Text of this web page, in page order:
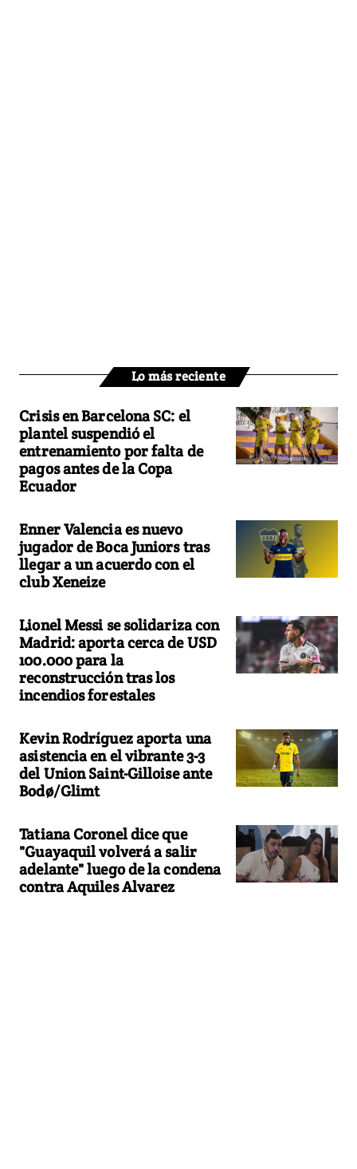
Lo más reciente
Crisis en Barcelona SC: el
plantel suspendió el
entrenamiento por falta de
pagos antes de la Copa
Ecuador
Enner Valencia es nuevo
jugador de Boca Juniors tras
llegar a un acuerdo con el
club Xeneize
Lionel Messi se solidariza con
Madrid: aporta cerca de USD
100.000 para la
reconstrucción tras los
incendios forestales
Kevin Rodríguez aporta una
asistencia en el vibrante 3-3
del Union Saint-Gilloise ante
Bodø/Glimt
Tatiana Coronel dice que
"Guayaquil volverá a salir
adelante" luego de la condena
contra Aquiles Alvarez